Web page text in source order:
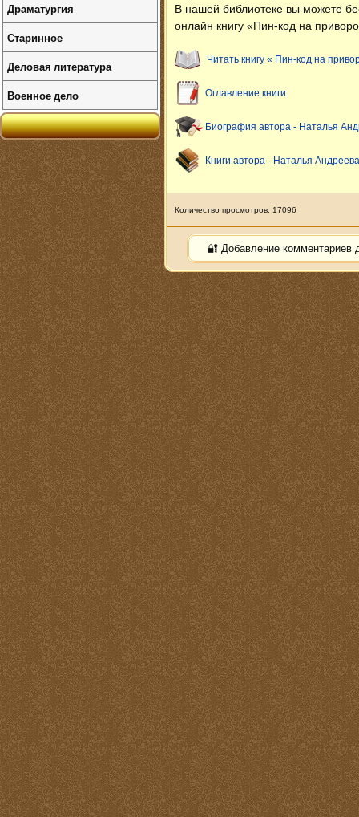
В нашей библиотеке вы можете
онлайн книгу «Пин-код на
Читать книгу « Пин-код на
Оглавление книги
Биография автора - Наталья
Книги автора - Наталья Андреева
Количество просмотров: 17096
🔐 Добавление комментариев
Драматургия
Старинное
Деловая литература
Военное дело